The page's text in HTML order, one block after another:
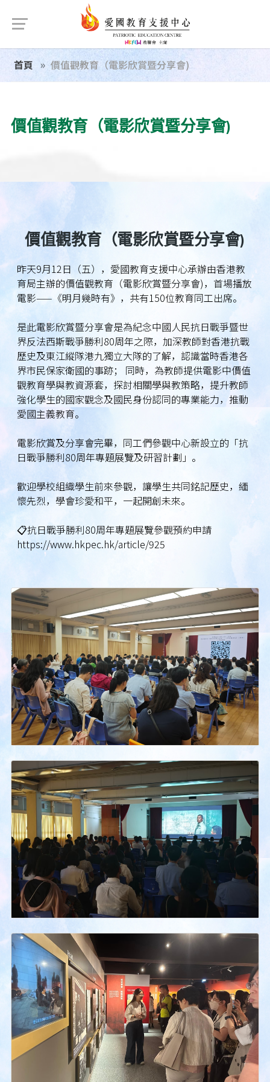
首頁 價值觀教育（電影欣賞暨分享會)
價值觀教育（電影欣賞暨分享會)
價值觀教育（電影欣賞暨分享會)
昨天9月12日（五），愛國教育支援中心承辦由香港教
育局主辦的價值觀教育（電影欣賞暨分享會)，首場播放
電影——《明月幾時有》，共有150位教育同工出席。
是此電影欣賞暨分享會是為紀念中國人民抗日戰爭暨世
界反法西斯戰爭勝利80周年之際，加深教師對香港抗戰
歷史及東江縱隊港九獨立大隊的了解，認識當時香港各
界市民保家衛國的事跡； 同時，為教師提供電影中價值
觀教育學與教資源套，探討相關學與教策略，提升教師
強化學生的國家觀念及國民身份認同的專業能力，推動
愛國主義教育。
電影欣賞及分享會完畢，同工們參觀中心新設立的「抗
日戰爭勝利80周年專題展覽及研習計劃」。
歡迎學校組織學生前來參觀，讓學生共同銘記歷史，緬
懷先烈，學會珍愛和平，一起開創未來。
📋抗日戰爭勝利80周年專題展覽參觀預約申請
https://www.hkpec.hk/article/925